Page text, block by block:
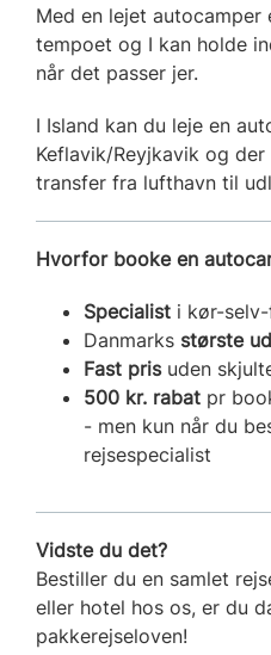
Med en lejet autocamper
tempoet og I kan holde
når det passer jer.
I Island kan du leje en
Keflavik/Reyjkavik og
transfer fra lufthavn til
Hvorfor booke en
Specialist i kør-
Danmarks største
Fast prisuden
500 kr. rabat pr
- men kun når du
rejsespecialist
Vidste du det?
Bestiller du en samlet
eller hotel hos os, er du
pakkerejseloven!